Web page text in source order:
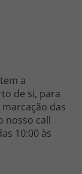
a
de si, para
das
nosso call
10:00 às